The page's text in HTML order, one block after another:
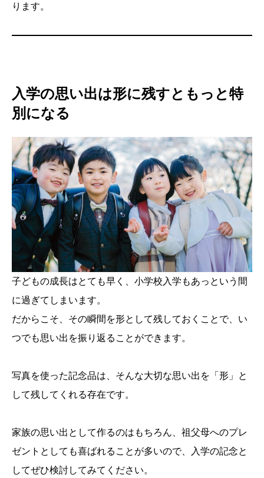
ります。
入学の思い出は形に残すともっと特
別になる
子どもの成長はとても早く、小学校入学もあっという間
に過ぎてしまいます。
だからこそ、その瞬間を形として残しておくことで、い
つでも思い出を振り返ることができます。
写真を使った記念品は、そんな大切な思い出を「形」と
して残してくれる存在です。
家族の思い出として作るのはもちろん、祖父母へのプレ
ゼントとしても喜ばれることが多いので、入学の記念と
してぜひ検討してみてください。